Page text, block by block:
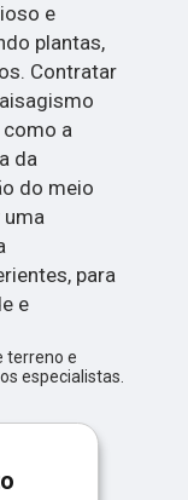
e
plantas,
Contratar
a
da
do meio
uma
para
e
terreno e
especialistas.